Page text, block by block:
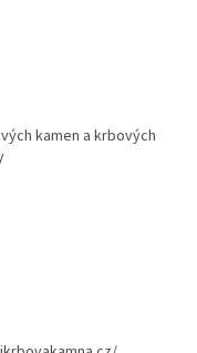
kamen a krbových